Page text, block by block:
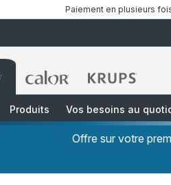
Paiement en plusieurs
Accueil
Rowenta
Accueil
Accueil
Produits
Vos besoins au
Offre sur votre